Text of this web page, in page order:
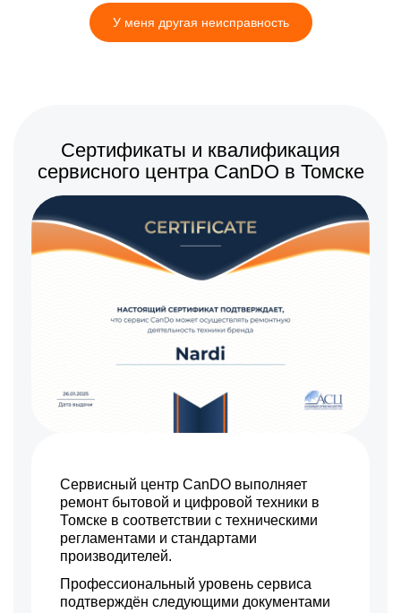
(восстановление)
Замена двигателя
У меня другая неисправность
Сертификаты и квалификация
сервисного центра CanDO в Томске
Сервисный центр CanDO выполняет
ремонт бытовой и цифровой техники в
Томске в соответствии с техническими
регламентами и стандартами
производителей.
Профессиональный уровень сервиса
подтверждён следующими документами